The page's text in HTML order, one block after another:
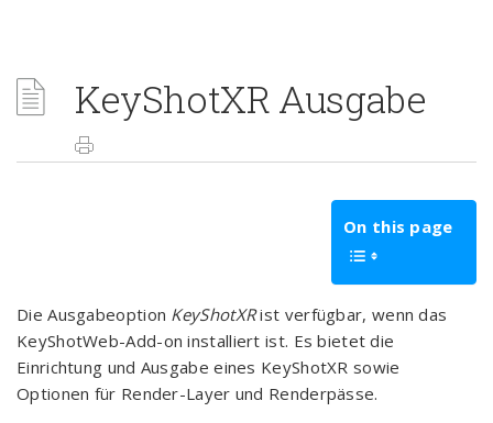
KeyShotXR Ausgabe
On this page
Die Ausgabeoption KeyShotXRist verfügbar, wenn das
KeyShotWeb-Add-on installiert ist. Es bietet die
Einrichtung und Ausgabe eines KeyShotXR sowie
Optionen für Render-Layer und Renderpässe.